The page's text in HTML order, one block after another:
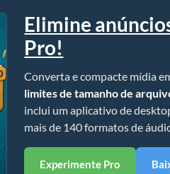
Elimine
Pro!
Converta e compacte mídia
limites de tamanho de
inclui um aplicativo de
mais de 140 formatos de
Experimente Pro